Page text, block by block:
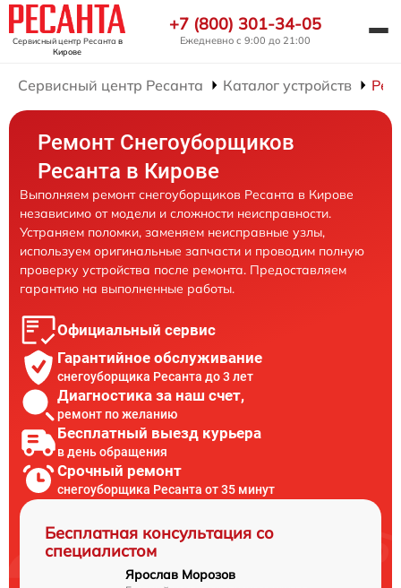
Сервисный центр Ресанта в
Кирове
+7 (800) 301-34-05
Ежедневно с 9:00 до 21:00
Сервисный центр Ресанта Каталог устройств
Ремонт Снегоуборщиков
Ресанта в Кирове
Выполняем ремонт снегоуборщиков Ресанта в Кирове
независимо от модели и сложности неисправности.
Устраняем поломки, заменяем неисправные узлы,
используем оригинальные запчасти и проводим полную
проверку устройства после ремонта. Предоставляем
гарантию на выполненные работы.
Официальный сервис
Гарантийное обслуживание
снегоуборщика Ресанта до 3 лет
Диагностика за наш счет,
ремонт по желанию
Бесплатный выезд курьера
в день обращения
Срочный ремонт
снегоуборщика Ресанта от 35 минут
Бесплатная консультация со
специалистом
Ярослав Морозов